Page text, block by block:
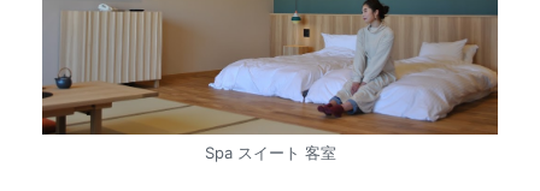
Spa スイート 客室